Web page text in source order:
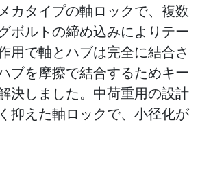
カタイプの軸ロックで、複数
ボルトの締め込みによりテー
用で軸とハブは完全に結合さ
ブを摩擦で結合するためキー
決しました。中荷重用の設計
抑えた軸ロックで、小径化が